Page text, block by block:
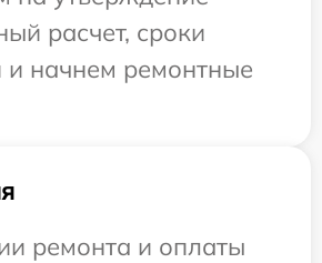
расчет, сроки
и начнем ремонтные
ремонта и оплаты